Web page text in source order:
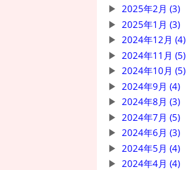
2025年2月 (3)
2025年1月 (3)
2024年12月 (4)
2024年11月 (5)
2024年10月 (5)
2024年9月 (4)
2024年8月 (3)
2024年7月 (5)
2024年6月 (3)
2024年5月 (4)
2024年4月 (4)